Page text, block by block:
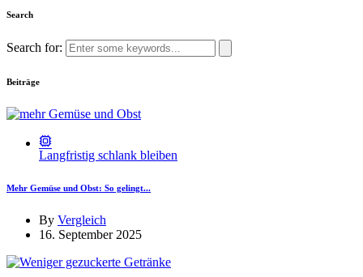
Search
Search for:
Beiträge
Langfristig schlank bleiben
Mehr Gemüse und Obst: So gelingt...
By Vergleich
16. September 2025